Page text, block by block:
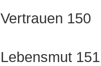
Vertrauen 150
Lebensmut 151